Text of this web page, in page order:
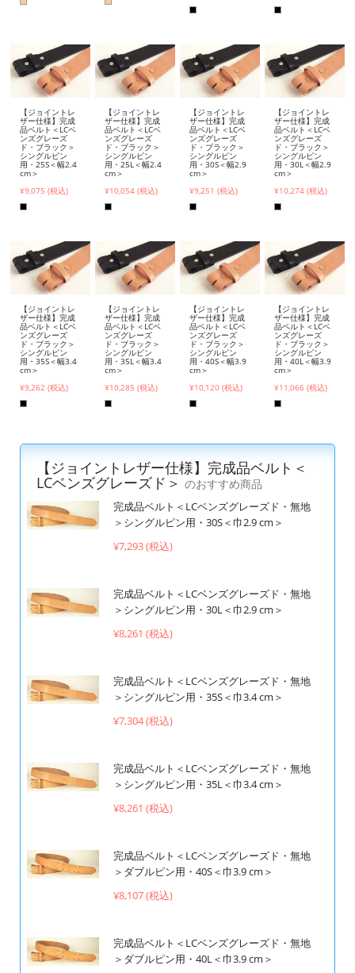
【ジョイントレ
ザー仕様】完成
品ベルト＜LCベ
ンズグレーズ
ド・ブラック＞
シングルピン
用・25S＜幅2.4
cm＞
¥9,075 (税込)
【ジョイントレ
ザー仕様】完成
品ベルト＜LCベ
ンズグレーズ
ド・ブラック＞
シングルピン
用・25L＜幅2.4
cm＞
¥10,054 (税込)
【ジョイントレ
ザー仕様】完成
品ベルト＜LCベ
ンズグレーズ
ド・ブラック＞
シングルピン
用・30S＜幅2.9
cm＞
¥9,251 (税込)
【ジョイントレ
ザー仕様】完成
品ベルト＜LCベ
ンズグレーズ
ド・ブラック＞
シングルピン
用・30L＜幅2.9
cm＞
¥10,274 (税込)
【ジョイントレ
ザー仕様】完成
品ベルト＜LCベ
ンズグレーズ
ド・ブラック＞
シングルピン
用・35S＜幅3.4
cm＞
¥9,262 (税込)
【ジョイントレ
ザー仕様】完成
品ベルト＜LCベ
ンズグレーズ
ド・ブラック＞
シングルピン
用・35L＜幅3.4
cm＞
¥10,285 (税込)
【ジョイントレ
ザー仕様】完成
品ベルト＜LCベ
ンズグレーズ
ド・ブラック＞
シングルピン
用・40S＜幅3.9
cm＞
¥10,120 (税込)
【ジョイントレ
ザー仕様】完成
品ベルト＜LCベ
ンズグレーズ
ド・ブラック＞
シングルピン
用・40L＜幅3.9
cm＞
¥11,066 (税込)
【ジョイントレザー仕様】完成品ベルト＜
LCベンズグレーズド＞ のおすすめ商品
完成品ベルト＜LCベンズグレーズド・無地
＞シングルピン用・30S＜巾2.9 cm＞
¥7,293 (税込)
完成品ベルト＜LCベンズグレーズド・無地
＞シングルピン用・30L＜巾2.9 cm＞
¥8,261 (税込)
完成品ベルト＜LCベンズグレーズド・無地
＞シングルピン用・35S＜巾3.4 cm＞
¥7,304 (税込)
完成品ベルト＜LCベンズグレーズド・無地
＞シングルピン用・35L＜巾3.4 cm＞
¥8,261 (税込)
完成品ベルト＜LCベンズグレーズド・無地
＞ダブルピン用・40S＜巾3.9 cm＞
¥8,107 (税込)
完成品ベルト＜LCベンズグレーズド・無地
＞ダブルピン用・40L＜巾3.9 cm＞